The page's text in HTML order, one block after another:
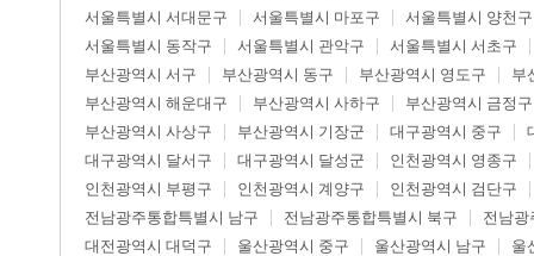
서울특별시 서대문구
서울특별시 마포구
서울특별시 양천구
서울특별시 동작구
서울특별시 관악구
서울특별시 서초구
부산광역시 서구
부산광역시 동구 부산광역시 영도구
부
부산광역시 해운대구
부산광역시 사하구
부산광역시 금정구
부산광역시 사상구
부산광역시 기장군 대구광역시 중구
대구광역시 달서구
대구광역시 달성군
인천광역시 영종구
인천광역시 부평구
인천광역시 계양구
인천광역시 검단구
전남광주통합특별시 남구
전남광주통합특별시 북구
전남광
대전광역시 대덕구
울산광역시 중구 울산광역시 남구
울